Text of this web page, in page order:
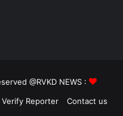
@RVKD NEWS :
Verify Reporter Contact us